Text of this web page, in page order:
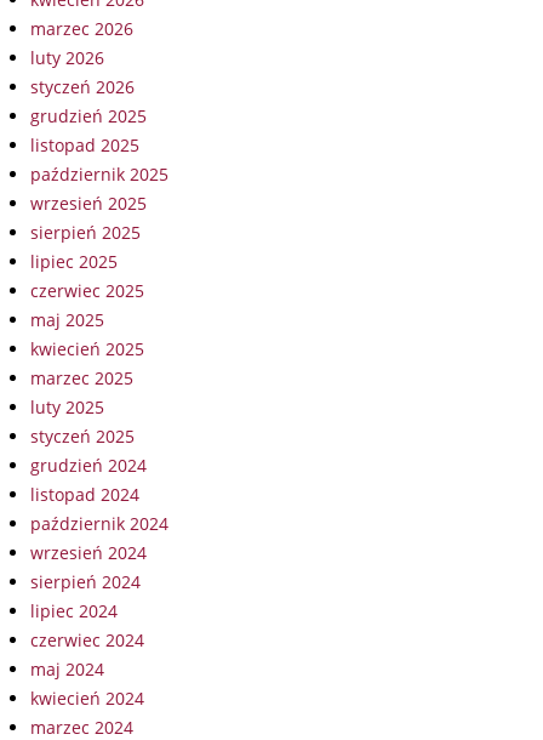
marzec 2026
luty 2026
styczeń 2026
grudzień 2025
listopad 2025
październik 2025
wrzesień 2025
sierpień 2025
lipiec 2025
czerwiec 2025
maj 2025
kwiecień 2025
marzec 2025
luty 2025
styczeń 2025
grudzień 2024
listopad 2024
październik 2024
wrzesień 2024
sierpień 2024
lipiec 2024
czerwiec 2024
maj 2024
kwiecień 2024
marzec 2024